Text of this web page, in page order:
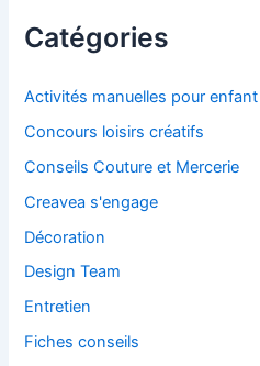
Catégories
Activités manuelles pour enfant
Concours loisirs créatifs
Conseils Couture et Mercerie
Creavea s'engage
Décoration
Design Team
Entretien
Fiches conseils